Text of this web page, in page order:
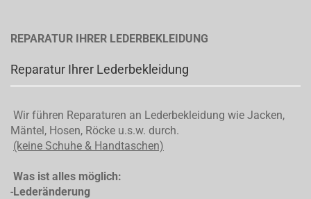
REPARATUR IHRER LEDERBEKLEIDUNG
Reparatur Ihrer Lederbekleidung
Wir führen Reparaturen an Lederbekleidung wie Jacken,
Mäntel, Hosen, Röcke u.s.w. durch.
(keine Schuhe & Handtaschen)
Was ist alles möglich:
-Lederänderung